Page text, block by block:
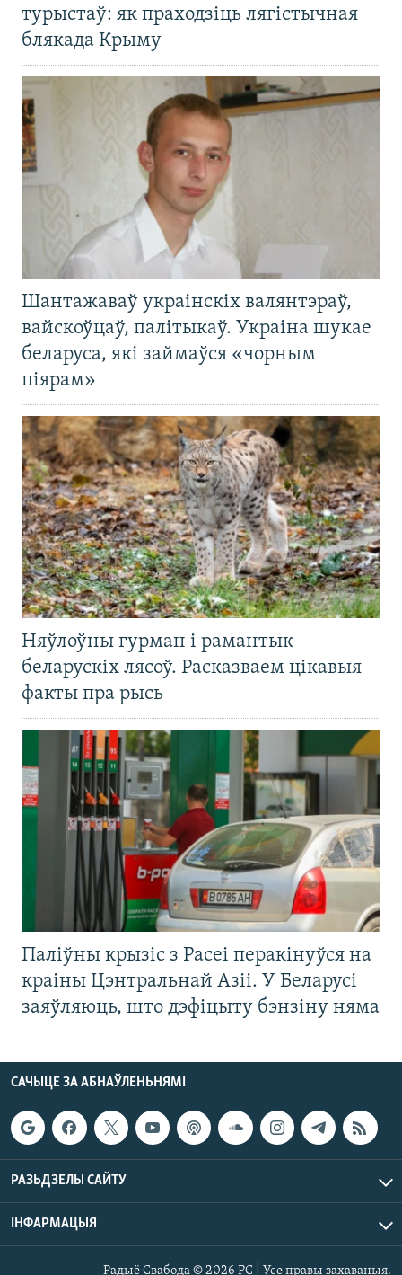
турыстаў: як праходзіць лягістычная
блякада Крыму
Шантажаваў украінскіх валянтэраў,
вайскоўцаў, палітыкаў. Украіна шукае
беларуса, які займаўся «чорным
піярам»
Няўлоўны гурман і рамантык
беларускіх лясоў. Расказваем цікавыя
факты пра рысь
Паліўны крызіс з Расеі перакінуўся на
краіны Цэнтральнай Азіі. У Беларусі
заяўляюць, што дэфіцыту бэнзіну няма
САЧЫЦЕ ЗА АБНАЎЛЕНЬНЯМІ
РАЗЬДЗЕЛЫ САЙТУ
ІНФАРМАЦЫЯ
Радыё Свабода © 2026 РС | Усе правы захаваныя.